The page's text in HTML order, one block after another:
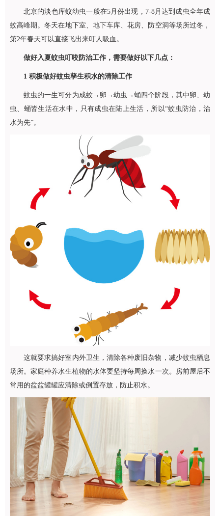
北京的淡色库蚊幼虫一般在5月份出现，7-8月达到成虫全年成
蚊高峰期。冬天在地下室、地下车库、花房、防空洞等场所过冬，
第2年春天可以直接飞出来叮人吸血。
做好入夏蚊虫叮咬防治工作，需要做好以下几点：
1 积极做好蚊虫孳生积水的清除工作
蚊虫的一生可分为成蚊→卵→幼虫→蛹四个阶段，其中卵、幼
虫、蛹皆生活在水中，只有成虫在陆上生活，所以“蚊虫防治，治
水为先”。
这就要求搞好室内外卫生，清除各种废旧杂物，减少蚊虫栖息
场所。家庭种养水生植物的水体要坚持每周换水一次。房前屋后不
常用的盆盆罐罐应清除或倒置存放，防止积水。